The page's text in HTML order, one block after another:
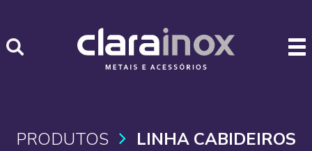
PRODUTOS LINHA CABIDEIROS